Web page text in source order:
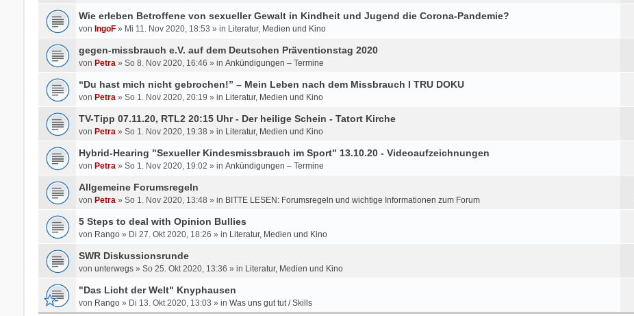
Wie erleben Betroffene von sexueller Gewalt in Kindheit und Jugend die Corona-Pandemie?
von IngoF» Mi 11. Nov 2020, 18:53 » in Literatur, Medien und Kino
gegen-missbrauch e.V. auf dem Deutschen Präventionstag 2020
von Petra» So 8. Nov 2020, 16:46 » in Ankündigungen – Termine
“Du hast mich nicht gebrochen!” – Mein Leben nach dem Missbrauch I TRU DOKU
von Petra» So 1. Nov 2020, 20:19 » in Literatur, Medien und Kino
TV-Tipp 07.11.20, RTL2 20:15 Uhr - Der heilige Schein - Tatort Kirche
von Petra» So 1. Nov 2020, 19:38 » in Literatur, Medien und Kino
Hybrid-Hearing "Sexueller Kindesmissbrauch im Sport" 13.10.20 - Videoaufzeichnungen
von Petra» So 1. Nov 2020, 19:02 » in Ankündigungen – Termine
Allgemeine Forumsregeln
von Petra» So 1. Nov 2020, 13:48 » in BITTE LESEN: Forumsregeln und wichtige Informationen zum Forum
5 Steps to deal with Opinion Bullies
von Rango» Di 27. Okt 2020, 18:26 » in Literatur, Medien und Kino
SWR Diskussionsrunde
von unterwegs» So 25. Okt 2020, 13:36 » in Literatur, Medien und Kino
"Das Licht der Welt" Knyphausen
von Rango» Di 13. Okt 2020, 13:03 » in Was uns gut tut / Skills